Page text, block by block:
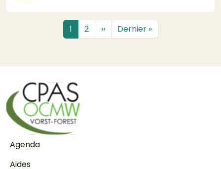
Pagination
Page
1 Page
2 Page suivante
›› Dernière page
Dernier »
Pied de page
Agenda
Aides